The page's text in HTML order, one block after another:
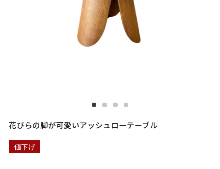
花びらの脚が可愛いアッシュローテーブル
値下げ